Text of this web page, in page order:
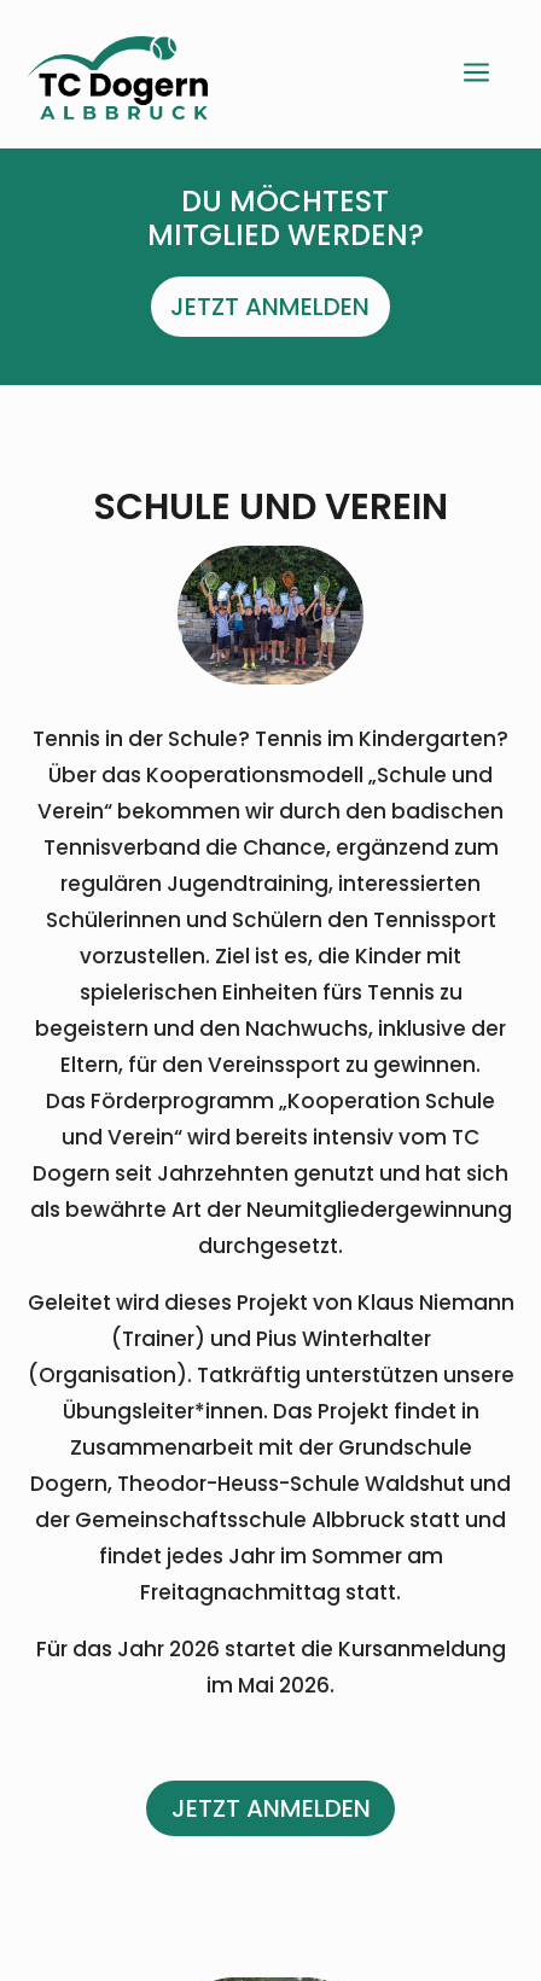
a
DU MÖCHTEST
MITGLIED WERDEN?
JETZT ANMELDEN
SCHULE UND VEREIN
Tennis in der Schule? Tennis im Kindergarten?
Über das Kooperationsmodell „Schule und
Verein“ bekommen wir durch den badischen
Tennisverband die Chance, ergänzend zum
regulären Jugendtraining, interessierten
Schülerinnen und Schülern den Tennissport
vorzustellen. Ziel ist es, die Kinder mit
spielerischen Einheiten fürs Tennis zu
begeistern und den Nachwuchs, inklusive der
Eltern, für den Vereinssport zu gewinnen.
Das Förderprogramm „Kooperation Schule
und Verein“ wird bereits intensiv vom TC
Dogern seit Jahrzehnten genutzt und hat sich
als bewährte Art der Neumitgliedergewinnung
durchgesetzt.
Geleitet wird dieses Projekt von Klaus Niemann
(Trainer) und Pius Winterhalter
(Organisation). Tatkräftig unterstützen unsere
Übungsleiter*innen. Das Projekt findet in
Zusammenarbeit mit der Grundschule
Dogern, Theodor-Heuss-Schule Waldshut und
der Gemeinschaftsschule Albbruck statt und
findet jedes Jahr im Sommer am
Freitagnachmittag statt.
Für das Jahr 2026 startet die Kursanmeldung
im Mai 2026.
JETZT ANMELDEN